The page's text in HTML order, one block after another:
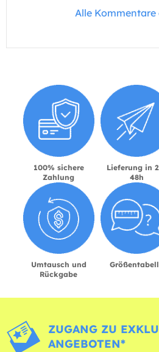
Alle Kommentare
100% sichere
Zahlung
Lieferung in
48h
Umtausch und
Rückgabe
ZUGANG ZU
ANGEBOTEN*